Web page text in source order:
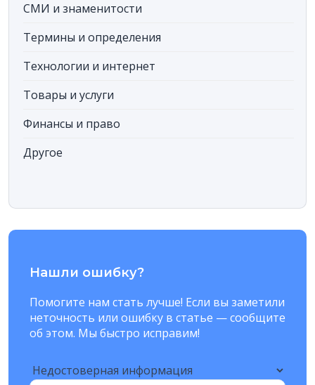
СМИ и знаменитости
Термины и определения
Технологии и интернет
Товары и услуги
Финансы и право
Другое
Нашли ошибку?
Помогите нам стать лучше! Если вы заметили
неточность или ошибку в статье — сообщите
об этом. Мы быстро исправим!